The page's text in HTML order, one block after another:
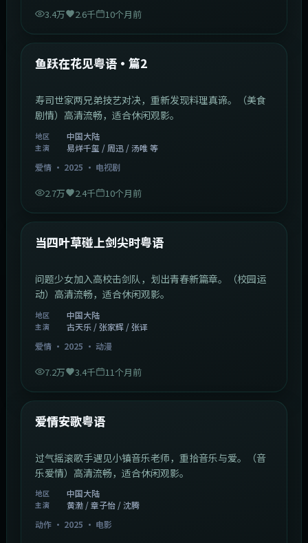
3.4万 2.6千 10个月前
最新
鱼跃在花见粤语·篇2
寿司世家两兄弟技艺对决，重新发现料理真谛。（美食
剧情）高清流畅，适合休闲观影。
地区 中国大陆
主演
易烊千玺 / 周迅 / 汤唯 等
爱情· 2025 · 电视剧
2.7万 2.4千 10个月前
最新
当四叶草碰上剑尖时粤语
问题少女加入高校击剑队，划出青春新篇章。（校园运
动）高清流畅，适合休闲观影。
地区 中国大陆
主演
古天乐 / 张家辉 / 张译
爱情· 2025 · 动漫
7.2万 3.4千 11个月前
最新
爱情安歌粤语
过气摇滚歌手遇见小镇音乐老师，重拾音乐与爱。（音
乐爱情）高清流畅，适合休闲观影。
地区 中国大陆
主演
黄渤 / 章子怡 / 沈腾
动作· 2025 · 电影